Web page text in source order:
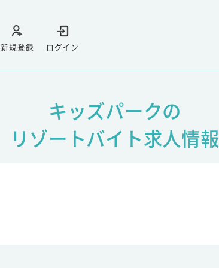
ログイン
新規登録
キッズパークの
リゾートバイト求人情報